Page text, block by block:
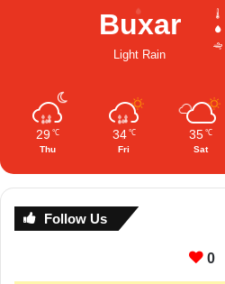
Buxar
Light Rain
29 ℃
Thu
34 ℃
Fri
35 ℃
Sat
Follow Us
0